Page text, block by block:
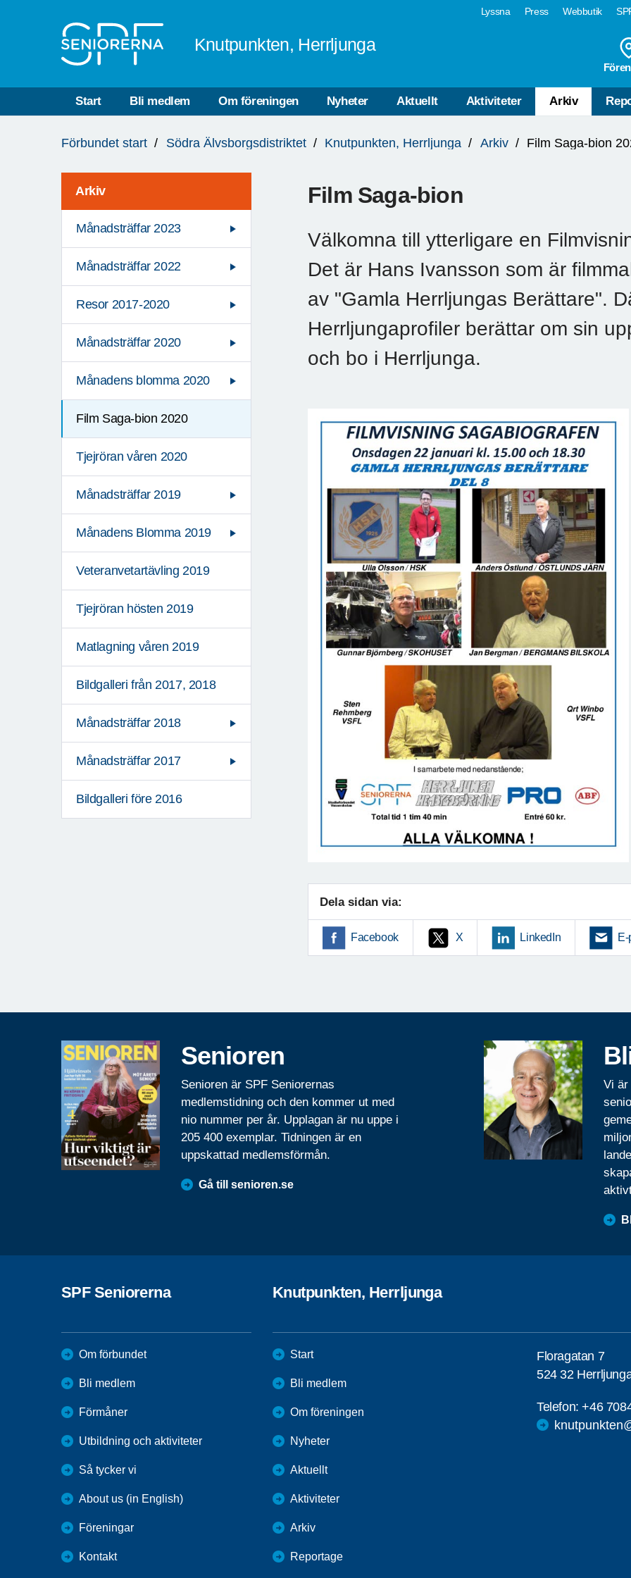
Lyssna Press Webbutik
Knutpunkten, Herrljunga
Start Bli medlem Om föreningen Nyheter Aktuellt Aktiviteter Arkiv
är
Förbundet start Södra Älvsborgsdistriktet Knutpunkten, Herrljunga Arkiv Film Saga-bion
Arkiv
Månadsträffar 2023
Månadsträffar 2022
Resor 2017-2020
Månadsträffar 2020
Månadens blomma 2020
Film Saga-bion 2020
Tjejröran våren 2020
Månadsträffar 2019
Månadens Blomma 2019
Veteranvetartävling 2019
Tjejröran hösten 2019
Matlagning våren 2019
Bildgalleri från 2017, 2018
Månadsträffar 2018
Månadsträffar 2017
Bildgalleri före 2016
Film Saga-bion
Välkomna till ytterligare en
Det är Hans Ivansson som är
av "Gamla Herrljungas Berättare".
Herrljungaprofiler berättar om sin
och bo i Herrljunga.
Dela sidan via:
Facebook X LinkedIn
Senioren
Senioren är SPF Seniorernas
medlemstidning och den kommer ut med
nio nummer per år. Upplagan är nu uppe i
205 400 exemplar. Tidningen är en
uppskattad medlemsförmån.
Gå till senioren.se
Vi är
SPF Seniorerna
Om förbundet
Bli medlem
Förmåner
Utbildning och aktiviteter
Så tycker vi
About us (in English)
Föreningar
Kontakt
Knutpunkten, Herrljunga
Start
Bli medlem
Om föreningen
Nyheter
Aktuellt
Aktiviteter
Arkiv
Reportage
Floragatan 7
524 32
Telefon:+46